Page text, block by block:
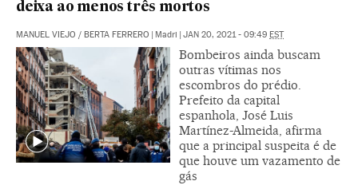
deixa ao menos três mortos
MANUEL VIEJO / BERTA FERRERO Madri JAN 20, 2021 - 09:49 EST
Bombeiros ainda buscam
outras vítimas nos
escombros do prédio.
Prefeito da capital
espanhola, José Luis
Martínez-Almeida, afirma
que a principal suspeita é de
que houve um vazamento de
gás